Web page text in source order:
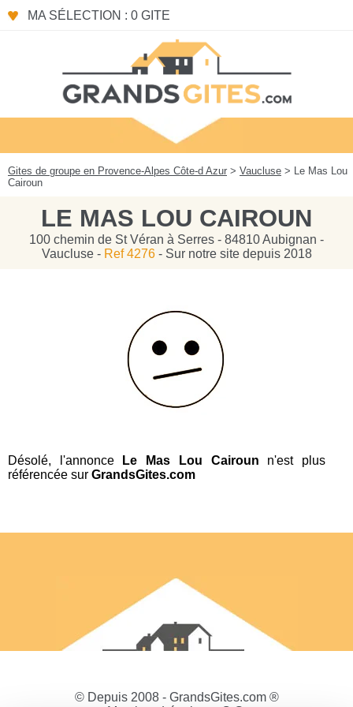
MA SÉLECTION : 0 GITE
Gites de groupe en Provence-Alpes Côte-d Azur > Vaucluse > Le Mas Lou
Cairoun
LE MAS LOU CAIROUN
100 chemin de St Véran à Serres - 84810 Aubignan -
Vaucluse - Ref 4276- Sur notre site depuis 2018
Désolé, l'annonce Le Mas Lou Cairoun n'est plus
référencée sur GrandsGites.com
© Depuis 2008 - GrandsGites.com ®
Panneau de gestion des cookies